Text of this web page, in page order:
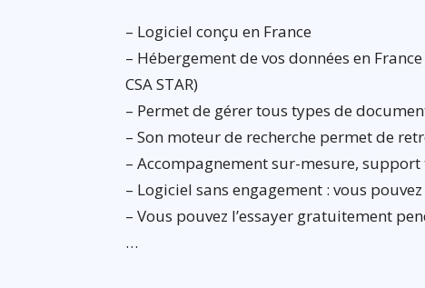
– Logiciel conçu en France
– Hébergement de vos données en
CSA STAR)
– Permet de gérer tous types de
– Son moteur de recherche permet de
– Accompagnement sur-mesure,
– Logiciel sans engagement : vous
– Vous pouvez l’essayer gratuitement
…